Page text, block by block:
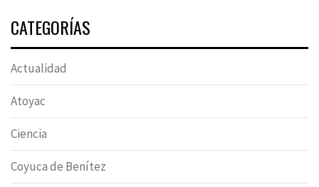
CATEGORÍAS
Actualidad
Atoyac
Ciencia
Coyuca de Benítez